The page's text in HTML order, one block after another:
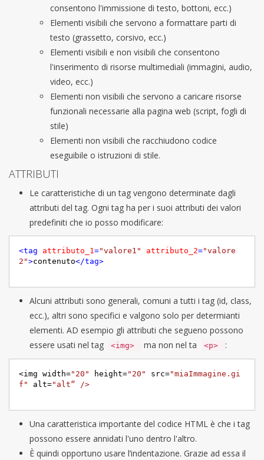
consentono l'immissione di testo, bottoni, ecc.)
Elementi visibili che servono a formattare parti di
testo (grassetto, corsivo, ecc.)
Elementi visibili e non visibili che consentono
l'inserimento di risorse multimediali (immagini, audio,
video, ecc.)
Elementi non visibili che servono a caricare risorse
funzionali necessarie alla pagina web (script, fogli di
stile)
Elementi non visibili che racchiudono codice
eseguibile o istruzioni di stile.
ATTRIBUTI
Le caratteristiche di un tag vengono determinate dagli
attributi del tag. Ogni tag ha per i suoi attributi dei valori
predefiniti che io posso modificare:
<tag attributo_1="valore1" attributo_2="valore
2">contenuto</tag>
Alcuni attributi sono generali, comuni a tutti i tag (id, class,
ecc.), altri sono specifici e valgono solo per determianti
elementi. AD esempio gli attributi che segueno possono
essere usati nel tag
<img> ma non nel ta <p> :
<img width="20" height="20" src="miaImmagine.gi
f"
alt=
Una caratteristica importante del codice HTML è che i tag
possono essere annidati l'uno dentro l'altro.
È quindi opportuno usare l’indentazione. Grazie ad essa il